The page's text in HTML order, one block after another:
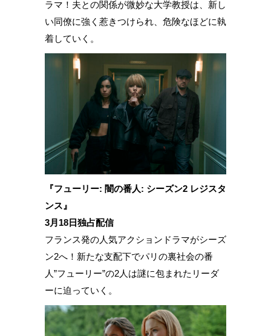
ラマ！夫との関係が微妙な大学教授は、新し
い同僚に強く惹きつけられ、危険なほどに執
着していく。
『フューリー: 闇の番人: シーズン2 レジスタ
ンス』
3月18日独占配信
フランス発の人気アクションドラマがシーズ
ン2へ！新たな支配下でパリの裏社会の番
人”フューリー”の2人は謎に包まれたリーダ
ーに迫っていく。